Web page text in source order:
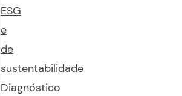
ESG
e
de
sustentabilidade
Diagnóstico